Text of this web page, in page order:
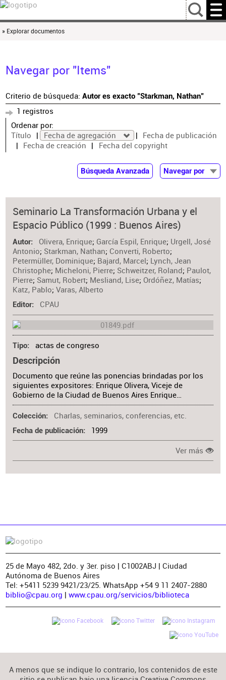
…
» Explorar documentos
Navegar por "Items"
Criterio de búsqueda: Autor es exacto "Starkman, Nathan"
1 registros
Ordenar por:
Título
Fecha de agregación
Fecha de publicación
Fecha de creación
Fecha del copyright
Búsqueda Avanzada
Navegar por
Autor
Colaborador
Materia
Seminario La Transformación Urbana y el
Espacio Público (1999 : Buenos Aires)
Autor Olivera, Enrique; García Espil, Enrique; Urgell, José
Antonio; Starkman, Nathan; Converti, Roberto;
Petermüller, Dominique; Bajard, Marcel; Lynch, Jean
Christophe; Micheloni, Pierre; Schweitzer, Roland; Paulot,
Pierre; Samut, Robert; Mesliand, Lise; Ordóñez, Matías;
Katz, Pablo;Varas, Alberto
Editor CPAU
Tipo actas de congreso
Descripción
Documento que reúne las ponencias brindadas por los
siguientes expositores: Enrique Olivera, Viceje de
Gobierno de la Ciudad de Buenos Aires Enrique…
Colección Charlas, seminarios, conferencias, etc.
Fecha de publicación 1999
Ver más
25 de Mayo 482, 2do. y 3er. piso | C1002ABJ | Ciudad
Autónoma de Buenos Aires
Tel: +5411 5239 9421/23/25. WhatsApp +54 9 11 2407-2880
biblio@cpau.org | www.cpau.org/servicios/biblioteca
A menos que se indique lo contrario, los contenidos de este